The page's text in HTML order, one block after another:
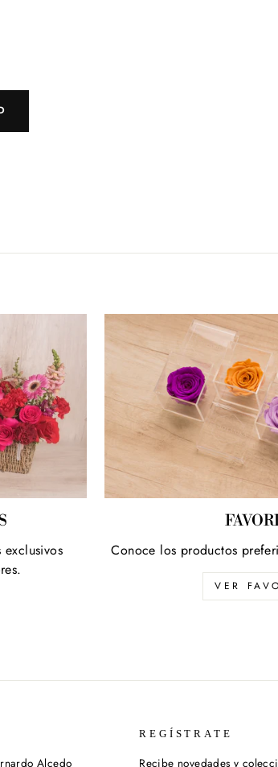
Conoce los productos
VER
Alcedo
REGÍSTRATE
Recibe novedades y